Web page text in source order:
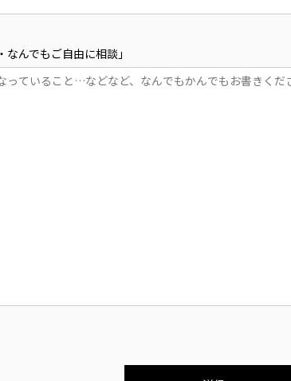
んでもご自由に相談」